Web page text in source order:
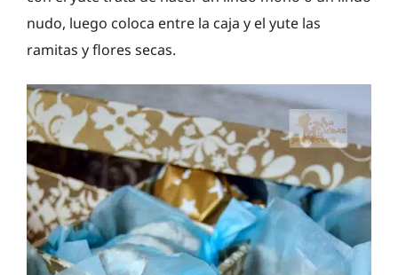
nudo, luego coloca entre la caja y el yute las
ramitas y flores secas.